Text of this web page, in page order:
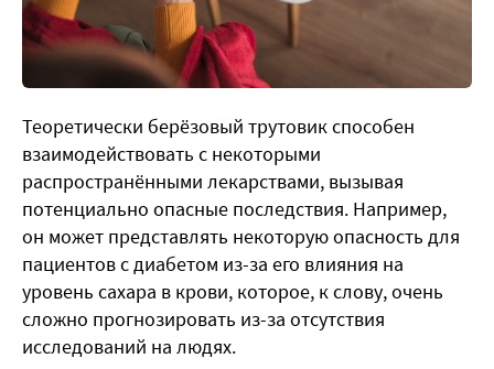
Теоретически берёзовый трутовик способен
взаимодействовать с некоторыми
распространёнными лекарствами, вызывая
потенциально опасные последствия. Например,
он может представлять некоторую опасность для
пациентов с диабетом из-за его влияния на
уровень сахара в крови, которое, к слову, очень
сложно прогнозировать из-за отсутствия
исследований на людях.